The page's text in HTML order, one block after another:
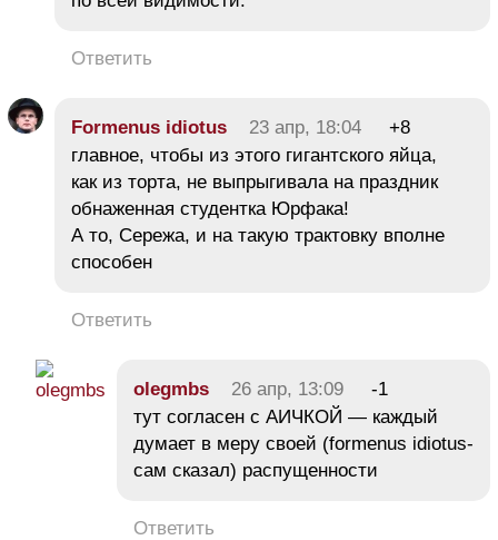
Ответить
Formenus idiotus 23 апр, 18:04
+8
главное, чтобы из этого гигантского яйца,
как из торта, не выпрыгивала на праздник
обнаженная студентка Юрфака!
А то, Сережа, и на такую трактовку вполне
способен
Ответить
olegmbs 26 апр, 13:09
-1
тут согласен с АИЧКОЙ — каждый
думает в меру своей (formenus idiotus-
сам сказал) распущенности
Ответить